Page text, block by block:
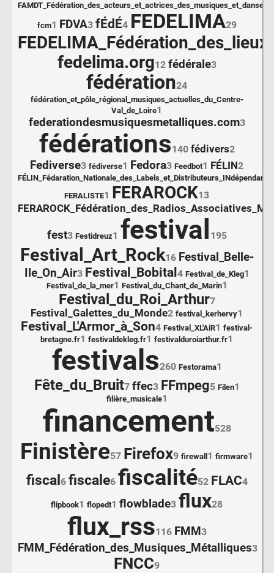
fcm1 FDVA3 fÉdÉ4 FEDELIMA29
fedelima.org12 fédérale3
fédération24
fédération_et_pôle_régional_musiques_actuelles_du_Centre-
Val_de_Loire1
federationdesmusiquesmetalliques.com3
fédérations140 fédivers2
Fediverse3 fédiverse1 Fedora3 Feedbot1 FÉLIN2
FÉLIN_Fédaration_Nationale_des_Labels_et_Distributeurs_INdépendants
FERALISTE1 FERAROCK13
fest3 Festidreuz1 festival 195
Festival_Art_Rock16 Festival_Belle-
Ile_On_Air3 Festival_Bobital 4 Festival_de_Kleg1
Festival_de_la_mer1 Festival_du_Chant_de_Marin1
Festival_du_Roi_Arthur7
Festival_Galettes_du_Monde2 festival_kerhervy1
Festival_L'Armor_à_Son4 Festival_XL'AiR1 festival-
bretagne.fr1 festivaldekleg.fr1 festivalduroiarthur.fr1
festivals260 Festorama1
Fête_du_Bruit7 ffec3 FFmpeg5 Filen1
filière_musicale1
financement528
Finistère57 Firefox9 firewall 1 firmware1
fiscal 6 fiscale6 fiscalité52 FLAC4
flipbook1 flopedt1 flowblade3 flux28
flux_rss116 FMM3
FMM_Fédération_des_Musiques_Métalliques3
FNCC9